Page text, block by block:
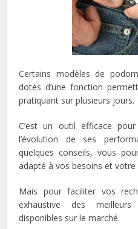
Certains modèles de
dotés d’une fonction
pratiquant sur plusieurs jours.
C’est un outil efficace
l’évolution de ses
quelques conseils, vous
adapté à vos besoins et votre
Mais pour faciliter vos
exhaustive des
disponibles sur le marché.